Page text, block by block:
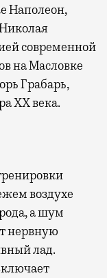
Наполеон,
современной
на Масловке
Грабарь,
XX века.
воздухе
а шум
нервную
лад.